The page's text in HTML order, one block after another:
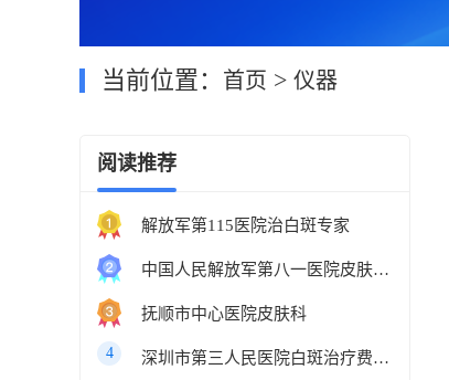
当前位置： 首页 > 仪器
阅读推荐
解放军第115医院治白斑专家
中国人民解放军第八一医院皮肤科最好的医生
抚顺市中心医院皮肤科
4 深圳市第三人民医院白斑治疗费用多少